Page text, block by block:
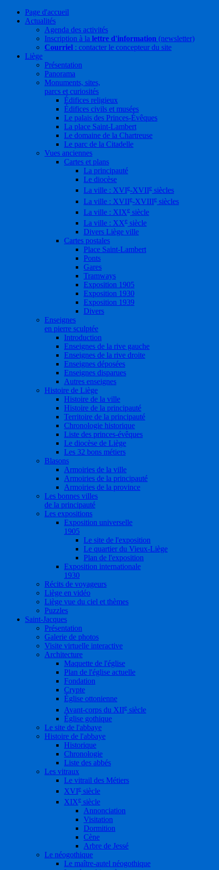
Page d'accueil
Actualités
Agenda des activités
Inscription à la lettre d'information (newsletter)
Courriel : contacter le concepteur du site
Liège
Présentation
Panorama
Monuments, sites,
parcs et curiosités
Édifices religieux
Édifices civils et musées
Le palais des Princes-Évêques
La place Saint-Lambert
Le domaine de la Chartreuse
Le parc de la Citadelle
Vues anciennes
Cartes et plans
La principauté
Le diocèse
La ville : XVIe-XVIIe siècles
La ville : XVIIe-XVIIIe siècles
La ville : XIXe siècle
La ville : XXe siècle
Divers Liège ville
Cartes postales
Place Saint-Lambert
Ponts
Gares
Tramways
Exposition 1905
Exposition 1930
Exposition 1939
Divers
Enseignes
en pierre sculptée
Introduction
Enseignes de la rive gauche
Enseignes de la rive droite
Enseignes déposées
Enseignes disparues
Autres enseignes
Histoire de Liège
Histoire de la ville
Histoire de la principauté
Territoire de la principauté
Chronologie historique
Liste des princes-évêques
Le diocèse de Liège
Les 32 bons métiers
Blasons
Armoiries de la ville
Armoiries de la principauté
Armoiries de la province
Les bonnes villes
de la principauté
Les expositions
Exposition universelle
1905
Le site de l'exposition
Le quartier du Vieux-Liège
Plan de l'exposition
Exposition internationale
1930
Récits de voyageurs
Liège en vidéo
Liège vue du ciel et thèmes
Puzzles
Saint-Jacques
Présentation
Galerie de photos
Visite virtuelle interactive
Architecture
Maquette de l'église
Plan de l'église actuelle
Fondation
Crypte
Église ottonienne
Avant-corps du XIIe siècle
Église gothique
Le site de l'abbaye
Histoire de l'abbaye
Historique
Chronologie
Liste des abbés
Les vitraux
Le vitrail des Métiers
XVIe siècle
XIXe siècle
Annonciation
Visitation
Dormition
Cène
Arbre de Jessé
Le néogothique
Le maître-autel néogothique